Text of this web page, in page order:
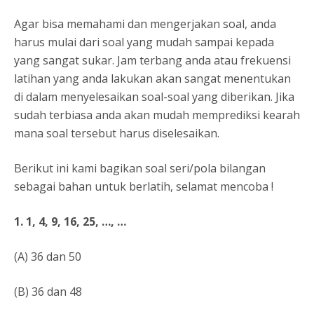
Agar bisa memahami dan mengerjakan soal, anda
harus mulai dari soal yang mudah sampai kepada
yang sangat sukar. Jam terbang anda atau frekuensi
latihan yang anda lakukan akan sangat menentukan
di dalam menyelesaikan soal-soal yang diberikan. Jika
sudah terbiasa anda akan mudah memprediksi kearah
mana soal tersebut harus diselesaikan.
Berikut ini kami bagikan soal seri/pola bilangan
sebagai bahan untuk berlatih, selamat mencoba !
1. 1, 4, 9, 16, 25, …, …
(A) 36 dan 50
(B) 36 dan 48